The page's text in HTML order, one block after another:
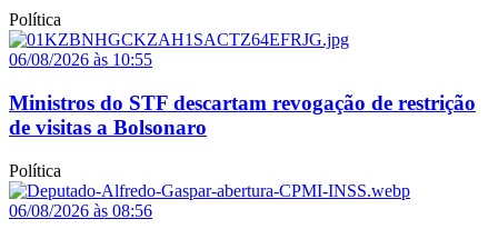
Política
06/08/2026 às 10:55
Ministros do STF descartam revogação de restrição
de visitas a Bolsonaro
Política
06/08/2026 às 08:56